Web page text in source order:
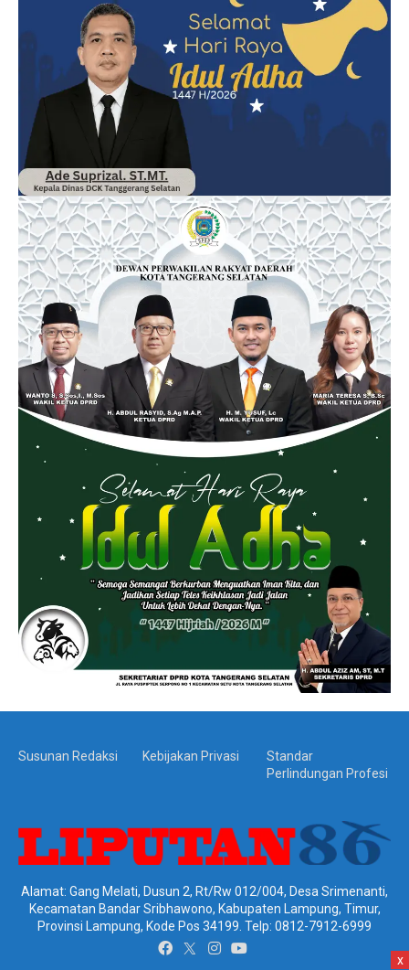
Susunan Redaksi Kebijakan Privasi
Standar
Perlindungan Profesi
Alamat: Gang Melati, Dusun 2, Rt/Rw 012/004, Desa Srimenanti,
Kecamatan Bandar Sribhawono, Kabupaten Lampung, Timur,
Provinsi Lampung, Kode Pos 34199. Telp: 0812-7912-6999
x